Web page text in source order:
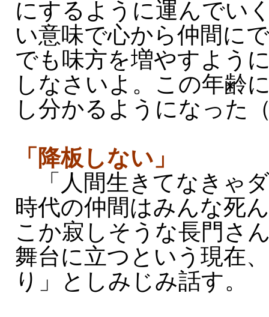
にするように運んでい
い意味で心から仲間に
でも味方を増やすよう
しなさいよ。この年齢
し分かるようになった
「降板しない」
「人間生きてなきゃ
時代の仲間はみんな死
こか寂しそうな長門さ
舞台に立つという現在
り」としみじみ話す。